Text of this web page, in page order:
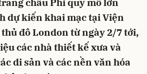
châu Phi quy mô lớn
dự kiến khai mạc tại Viện
thủ đô London từ ngày 2/7 tới,
các nhà thiết kế xưa và
di sản và các nền văn hóa
Hủy Gửi